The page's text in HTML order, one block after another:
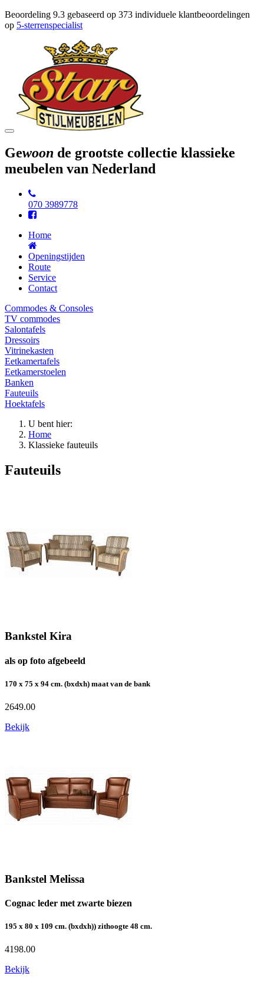
Beoordeling 9.3 gebaseerd op 373 individuele klantbeoordelingen
op 5-sterrenspecialist
Toggle
Gewoon de grootste collectie klassieke
meubelen van Nederland
070 3989778
Home
Openingstijden
Route
Service
Contact
Commodes & Consoles
TV commodes
Salontafels
Dressoirs
Vitrinekasten
Eetkamertafels
Eetkamerstoelen
Banken
Fauteuils
Hoektafels
U bent hier:
Home
Klassieke fauteuils
Fauteuils
Bankstel Kira
als op foto afgebeeld
170 x 75 x 94 cm. (bxdxh) maat van de bank
2649.00
Bekijk
Bankstel Melissa
Cognac leder met zwarte biezen
195 x 80 x 109 cm. (bxdxh)) zithoogte 48 cm.
4198.00
Bekijk